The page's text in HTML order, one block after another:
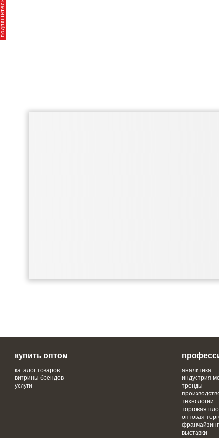
купить оптом
каталог товаров
витрины брендов
услуги
аналитика
индустрия
тренды
технологии
торговая
оптовая
франчайзинг
выставки